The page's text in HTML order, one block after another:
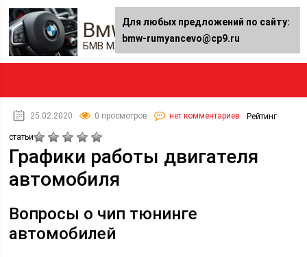
Bmw-rumyancevo.ru
БМВ Мастер — Автожурнал
25.02.2020 0 просмотров нет комментариев Рейтинг
статьи
Графики работы двигателя
автомобиля
Вопросы о чип тюнинге
автомобилей
Для любых предложений по сайту:
bmw-rumyancevo@cp9.ru